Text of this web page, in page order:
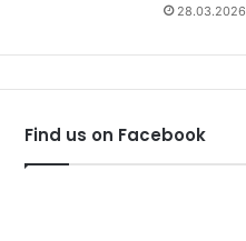
28.03.2026
Find us on Facebook